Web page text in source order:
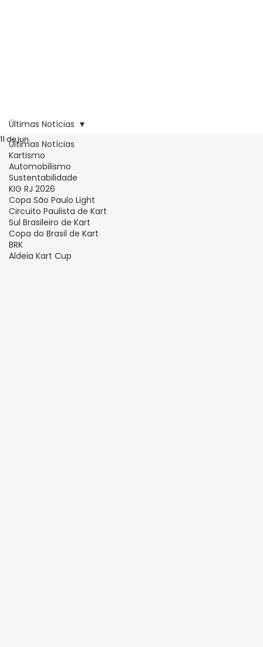
Últimas Notícias
Kartismo
Automobilismo
Sustentabilidade
KIG RJ 2026
Copa São Paulo Light
Circuito Paulista de Kart
Sul Brasileiro de Kart
Copa do Brasil de Kart
BRK
Aldeia Kart Cup
Últimas Notícias
11 de jun.